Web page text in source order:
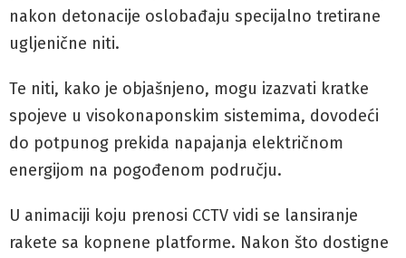
nakon detonacije oslobađaju specijalno tretirane
ugljenične niti.
Te niti, kako je objašnjeno, mogu izazvati kratke
spojeve u visokonaponskim sistemima, dovodeći
do potpunog prekida napajanja električnom
energijom na pogođenom području.
U animaciji koju prenosi CCTV vidi se lansiranje
rakete sa kopnene platforme. Nakon što dostigne